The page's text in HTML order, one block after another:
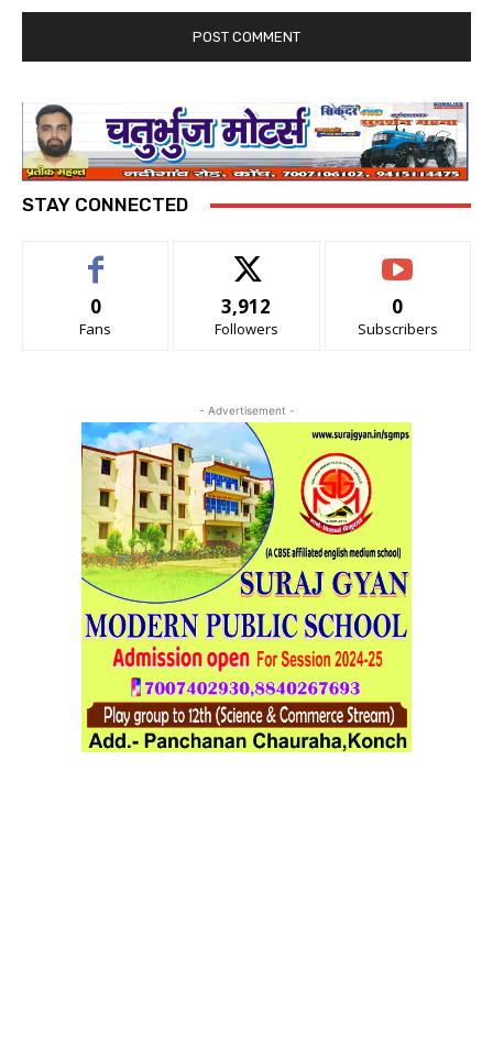
STAY CONNECTED
0
Fans
3,912
Followers
0
Subscribers
- Advertisement -